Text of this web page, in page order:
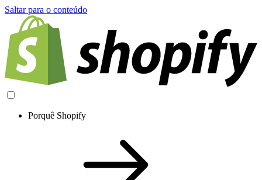
Saltar para o conteúdo
Porquê Shopify